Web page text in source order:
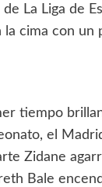
La Liga de
cima con un
tiempo
el
Zidane
Bale